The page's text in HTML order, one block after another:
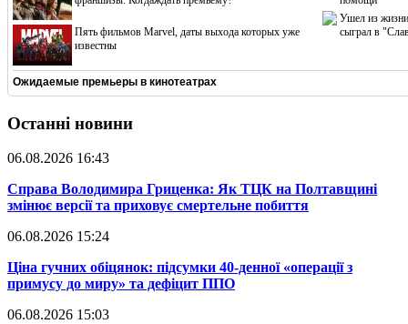
Пять фильмов Marvel, даты выхода которых уже
известны
Ушел из жизни
сыграл в
Ожидаемые премьеры в кинотеатрах
Останні новини
06.08.2026 16:43
​Справа Володимира Гриценка: Як ТЦК на Полтавщині
змінює версії та приховує смертельне побиття
06.08.2026 15:24
​Ціна гучних обіцянок: підсумки 40-денної «операції з
примусу до миру» та дефіцит ППО
06.08.2026 15:03